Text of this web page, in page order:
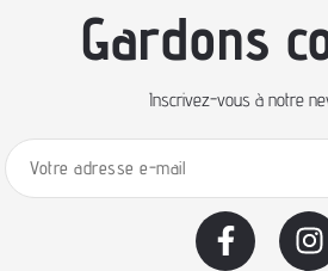
Gardons
Inscrivez-vous à notre